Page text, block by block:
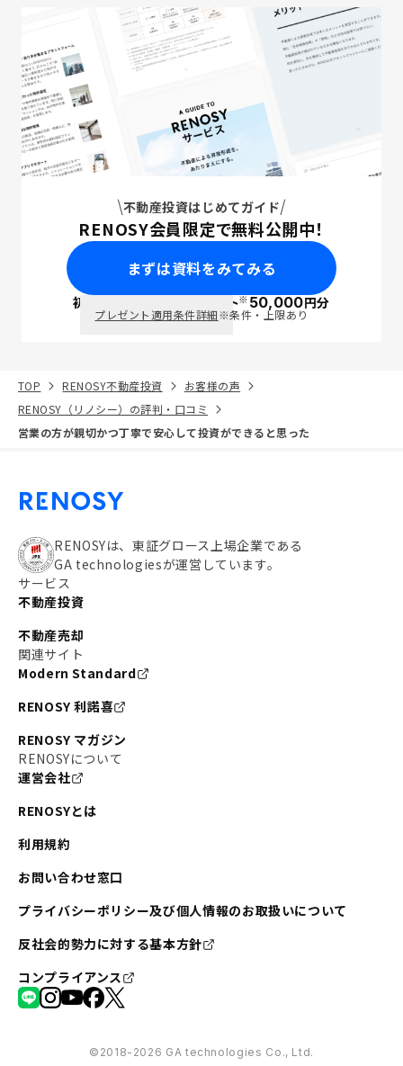
不動産投資はじめてガイド
RENOSY会員限定で無料公開中！
まずは資料をみてみる
初回面談で ポイント※50,000円分
プレゼント適用条件詳細※条件・上限あり
TOP RENOSY不動産投資
お客様の声
RENOSY（リノシー）の評判・口コミ
営業の方が親切かつ丁寧で安心して投資ができると思った
RENOSYは、東証グロース上場企業である
GA technologiesが運営しています。
サービス
不動産投資
不動産売却
関連サイト
Modern Standard
RENOSY 利諾喜
RENOSY マガジン
RENOSYについて
運営会社
RENOSYとは
利用規約
お問い合わせ窓口
プライバシーポリシー及び個人情報のお取扱いについて
反社会的勢力に対する基本方針
コンプライアンス
©︎2018-2026 GA technologies Co., Ltd.